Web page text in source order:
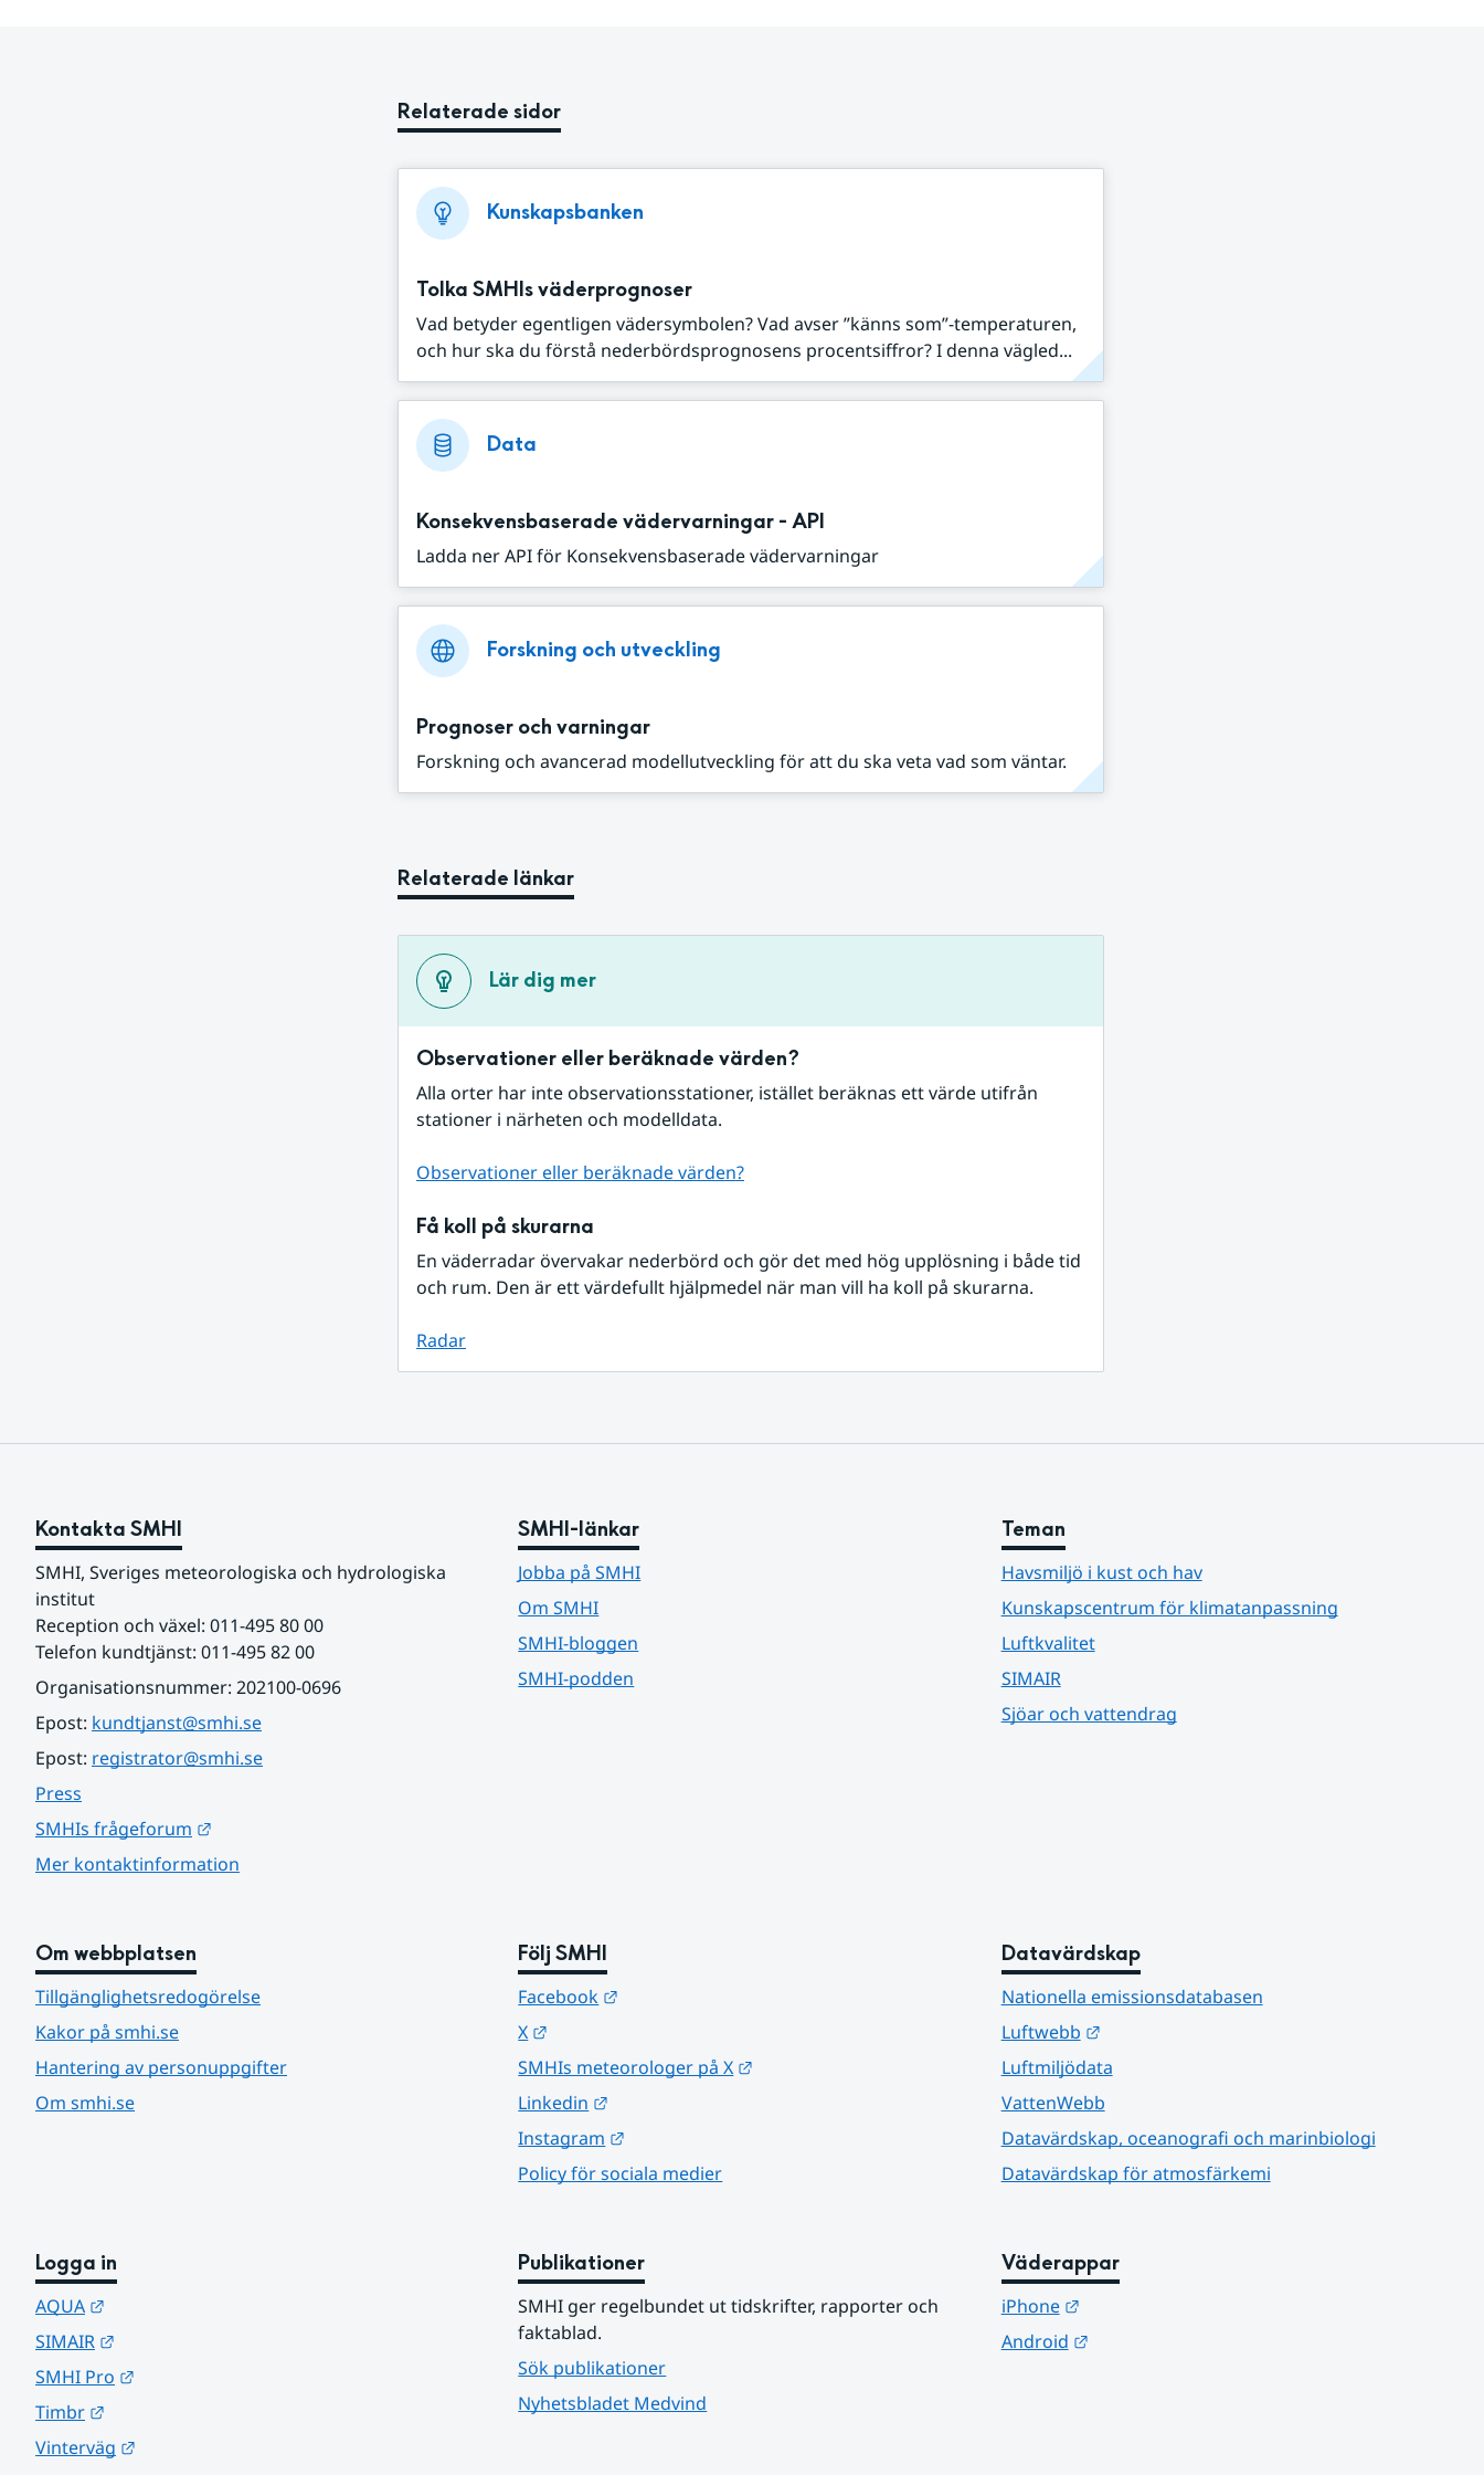
Relaterade sidor
Kunskapsbanken
Tolka SMHIs väderprognoser
Vad betyder egentligen vädersymbolen? Vad avser ”känns som”-temperaturen,
och hur ska du förstå nederbördsprognosens procentsiffror? I denna vägled...
Data
Konsekvensbaserade vädervarningar - API
Ladda ner API för Konsekvensbaserade vädervarningar
Forskning och utveckling
Prognoser och varningar
Forskning och avancerad modellutveckling för att du ska veta vad som väntar.
Relaterade länkar
Lär dig mer
Observationer eller beräknade värden?
Alla orter har inte observationsstationer, istället beräknas ett värde utifrån
stationer i närheten och modelldata.
Observationer eller beräknade värden?
Få koll på skurarna
En väderradar övervakar nederbörd och gör det med hög upplösning i både tid
och rum. Den är ett värdefullt hjälpmedel när man vill ha koll på skurarna.
Radar
Kontakta SMHI
SMHI, Sveriges meteorologiska och hydrologiska
institut
Reception och växel: 011-495 80 00
Telefon kundtjänst: 011-495 82 00
Organisationsnummer: 202100-0696
Epost: kundtjanst@smhi.se
Epost: registrator@smhi.se
Press
SMHIs frågeforum
Mer kontaktinformation
SMHI-länkar
Jobba på SMHI
Om SMHI
SMHI-bloggen
SMHI-podden
Teman
Havsmiljö i kust och hav
Kunskapscentrum för klimatanpassning
Luftkvalitet
SIMAIR
Sjöar och vattendrag
Om webbplatsen
Tillgänglighetsredogörelse
Kakor på smhi.se
Hantering av personuppgifter
Om smhi.se
Följ SMHI
Facebook
X
SMHIs meteorologer på X
Linkedin
Instagram
Policy för sociala medier
Datavärdskap
Nationella emissionsdatabasen
Luftwebb
Länk till annan webbplats.
Luftmiljödata
VattenWebb
Datavärdskap, oceanografi och marinbiologi
Datavärdskap för atmosfärkemi
Logga in
AQUA
SIMAIR
SMHI Pro
Timbr
Vinterväg
Publikationer
SMHI ger regelbundet ut tidskrifter, rapporter och
faktablad.
Sök publikationer
Nyhetsbladet Medvind
Väderappar
iPhone
Länk till annan webbplats.
Android
Länk till annan webbplats.